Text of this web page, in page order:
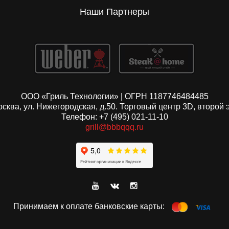
Наши Партнеры
ООО «Гриль Технологии» | ОГРН 1187746484485
ул. Нижегородская, д.50. Торговый центр 3D, второй
Телефон: +7 (495) 021-11-10
grill@bbbqqq.ru
Принимаем к оплате банковские карты: